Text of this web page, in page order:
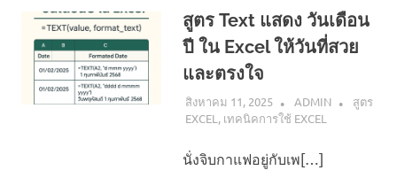
นานา
สาระ
น่า
ความ
เกี่ยว
กับ
สูตร Text แสดง วันเดือน
ปี ใน Excel ให้วันที่สวย
และตรงใจ
สิงหาคม 11, 2025 ADMIN
สูตร
EXCEL , เทคนิคการใช้ EXCEL
นั่งจิบกาแฟอยู่กับเพ[…]